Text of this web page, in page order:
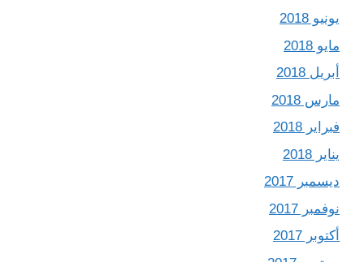
يونيو 2018
مايو 2018
أبريل 2018
مارس 2018
فبراير 2018
يناير 2018
ديسمبر 2017
نوفمبر 2017
أكتوبر 2017